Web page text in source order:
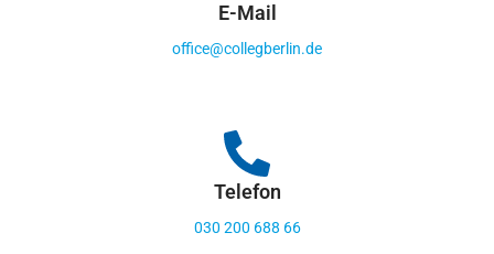
E-Mail
office@collegberlin.de
Telefon
030 200 688 66